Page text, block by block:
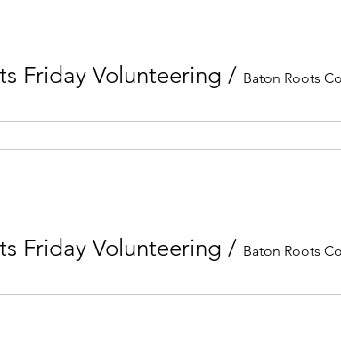
Friday Volunteering /
Friday Volunteering /